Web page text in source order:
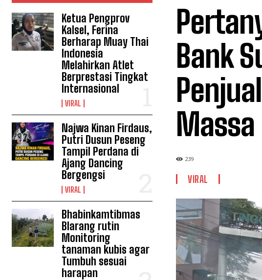
Ketua Pengprov
Kalsel, Ferina
Berharap Muay Thai
Indonesia
Melahirkan Atlet
Berprestasi Tingkat
Internasional
VIRAL
Najwa Kinan Firdaus,
Putri Dusun Peseng
Tampil Perdana di
Ajang Dancing
Bergengsi
VIRAL
Bhabinkamtibmas
Blarang rutin
Monitoring
tanaman kubis agar
Tumbuh sesuai
harapan
Bank
Massa
239
VIRAL